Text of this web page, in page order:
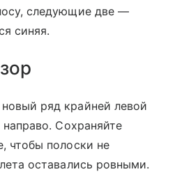
следующие две —
синяя.
ряд крайней левой
Сохраняйте
чтобы полоски не
оставались ровными.